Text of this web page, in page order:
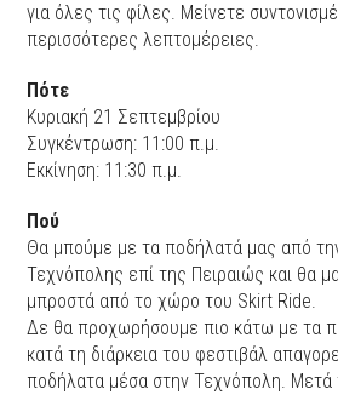
για όλες τις φίλες. Μείνετε
περισσότερες λεπτομέρειες.
Πότε
Κυριακή 21 Σεπτεμβρίου
Συγκέντρωση: 11:00 π.μ.
Εκκίνηση: 11:30 π.μ.
Πού
Θα μπούμε με τα ποδήλατά μας από
Τεχνόπολης επί της Πειραιώς και θα
μπροστά από το χώρο του Skirt Ride.
Δε θα προχωρήσουμε πιο κάτω με τα
κατά τη διάρκεια του φεστιβάλ
ποδήλατα μέσα στην Τεχνόπολη. Μετά